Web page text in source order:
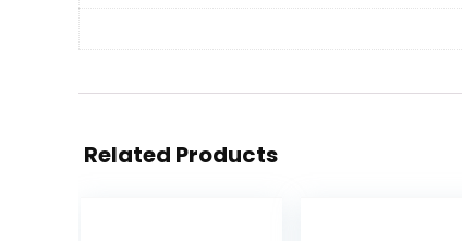
Related Products